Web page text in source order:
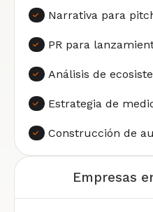
Narrativa para
PR para
Análisis de
Estrategia de
Construcción de
Empresas